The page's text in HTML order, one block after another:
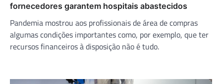
fornecedores garantem hospitais abastecidos
Pandemia mostrou aos profissionais de área de compras
algumas condições importantes como, por exemplo, que ter
recursos financeiros à disposição não é tudo.